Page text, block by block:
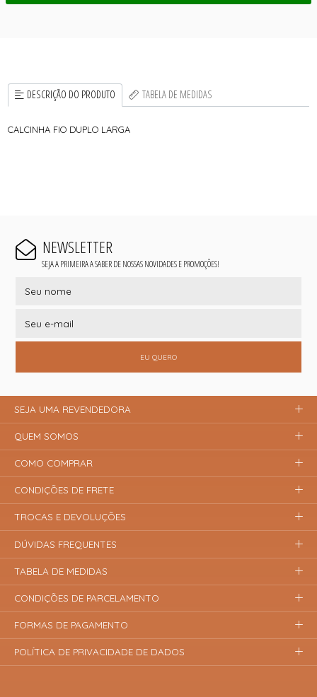
DESCRIÇÃO DO PRODUTO TABELA DE MEDIDAS
CALCINHA FIO DUPLO LARGA
NEWSLETTER
SEJA A PRIMEIRA A SABER DE NOSSAS NOVIDADES E PROMOÇÕES!
EU QUERO
SEJA UMA REVENDEDORA
QUEM SOMOS
COMO COMPRAR
CONDIÇÕES DE FRETE
TROCAS E DEVOLUÇÕES
DÚVIDAS FREQUENTES
TABELA DE MEDIDAS
CONDIÇÕES DE PARCELAMENTO
FORMAS DE PAGAMENTO
POLÍTICA DE PRIVACIDADE DE DADOS